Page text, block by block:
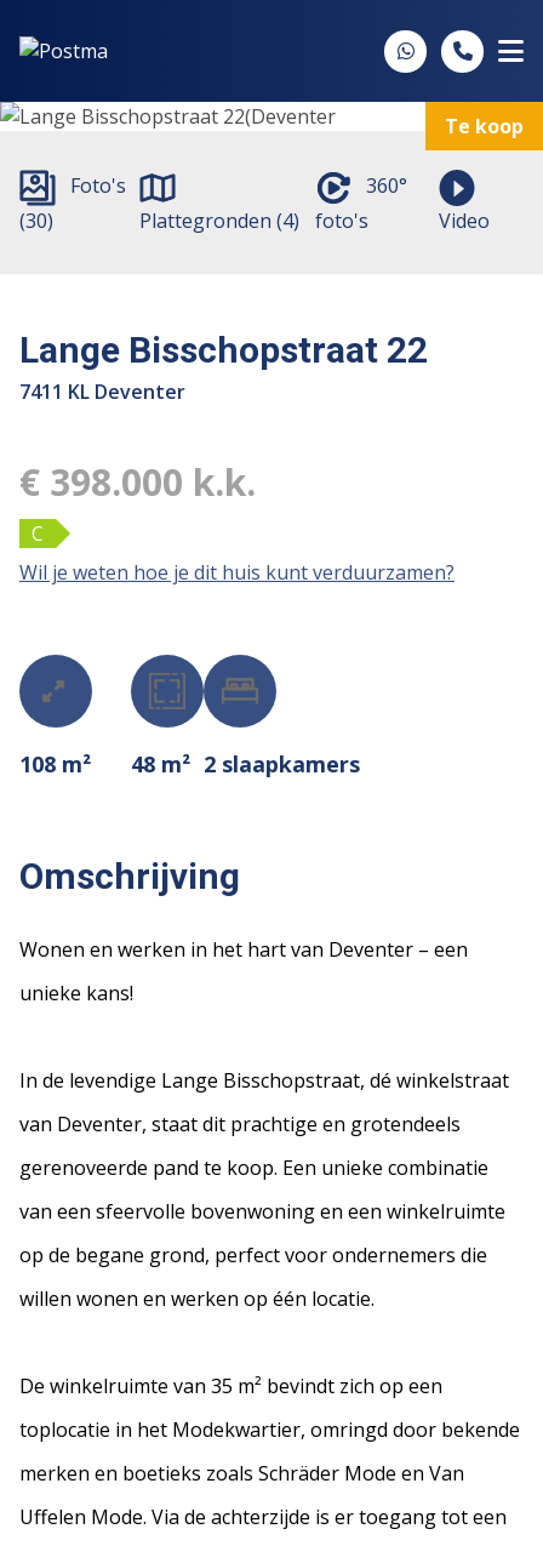
Te koop
Foto's
(30)
Plattegronden (4)
360°
foto's
Video
Lange Bisschopstraat 22
7411 KL Deventer
€ 398.000 k.k.
C
Wil je weten hoe je dit huis kunt verduurzamen?
108 m² 48 m² 2 slaapkamers
Omschrijving
Wonen en werken in het hart van Deventer – een
unieke kans!
In de levendige Lange Bisschopstraat, dé winkelstraat
van Deventer, staat dit prachtige en grotendeels
gerenoveerde pand te koop. Een unieke combinatie
van een sfeervolle bovenwoning en een winkelruimte
op de begane grond, perfect voor ondernemers die
willen wonen en werken op één locatie.
De winkelruimte van 35 m² bevindt zich op een
toplocatie in het Modekwartier, omringd door bekende
merken en boetieks zoals Schräder Mode en Van
Uffelen Mode. Via de achterzijde is er toegang tot een